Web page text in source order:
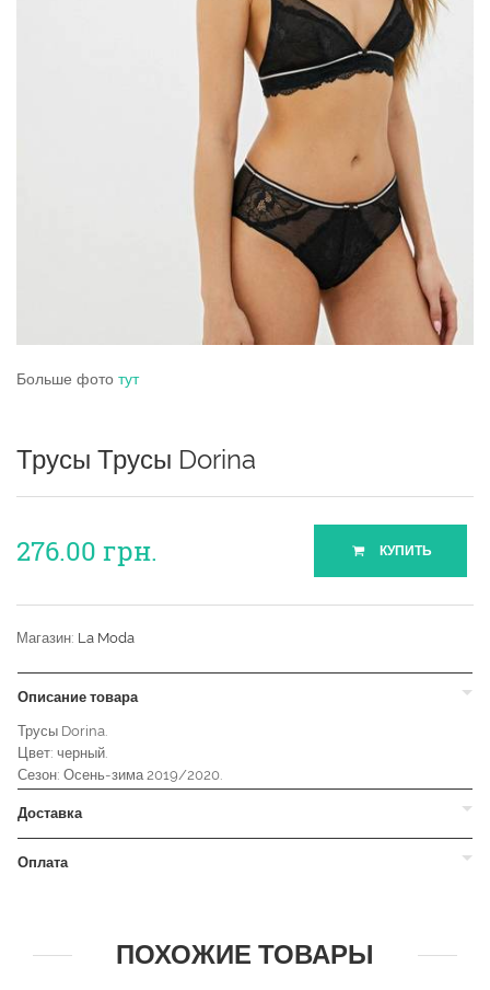
Больше фото тут
Трусы Трусы Dorina
276.00 грн. КУПИТЬ
Магазин: La Moda
Описание товара
Трусы Dorina.
Цвет: черный.
Сезон: Осень-зима 2019/2020.
Доставка
Оплата
ПОХОЖИЕ ТОВАРЫ